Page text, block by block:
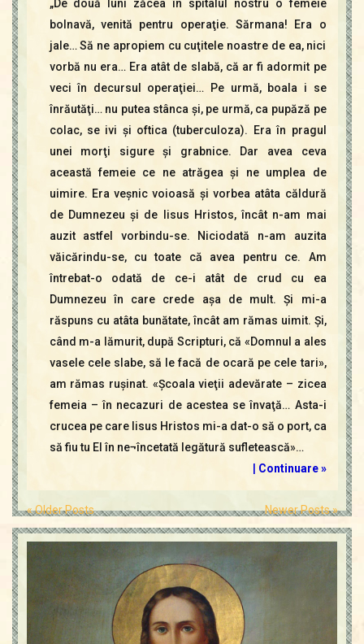
„De două luni zăcea în spitalul nostru o femeie
bolnavă, venită pentru operaţie. Sărmana! Era o
jale… Să ne apropiem cu cuţitele noastre de ea, nici
vorbă nu era… Era atât de slabă, că ar fi adormit pe
veci în decursul operaţiei… Pe urmă, boala i se
înrăutăţi… nu putea stânca şi, pe urmă, ca pupăză pe
colac, se ivi şi oftica (tuberculoza). Era în pragul
unei morţi sigure şi grabnice. Dar avea ceva
această femeie ce ne atrăgea şi ne umplea de
uimire. Era veşnic voioasă şi vorbea atâta căldură
de Dumnezeu şi de Iisus Hristos, încât n-am mai
auzit astfel vorbindu-se. Niciodată n-am auzita
văicărindu-se, cu toate că avea pentru ce. Am
întrebat-o odată de ce-i atât de crud cu ea
Dumnezeu în care crede aşa de mult. Şi mi-a
răspuns cu atâta bunătate, încât am rămas uimit. Şi,
când m-a lămurit, după Scripturi, că «Domnul a ales
vasele cele slabe, să le facă de ocară pe cele tari»,
am rămas ruşinat. «Şcoala vieţii adevărate – zicea
femeia – în necazuri de acestea se învaţă… Asta-i
crucea pe care Iisus Hristos mi-a dat-o să o port, ca
să fiu tu El în ne¬încetată legătură sufletească»…
Continuare »
« Older Posts Newer Posts »